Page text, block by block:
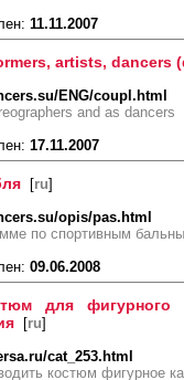
11.11.2007
artists, dancers
ENG/coupl.html
and as dancers
17.11.2007
[ru]
opis/pas.html
по спортивным
09.06.2008
для фигурного
[ru]
cat_253.html
костюм фигурное